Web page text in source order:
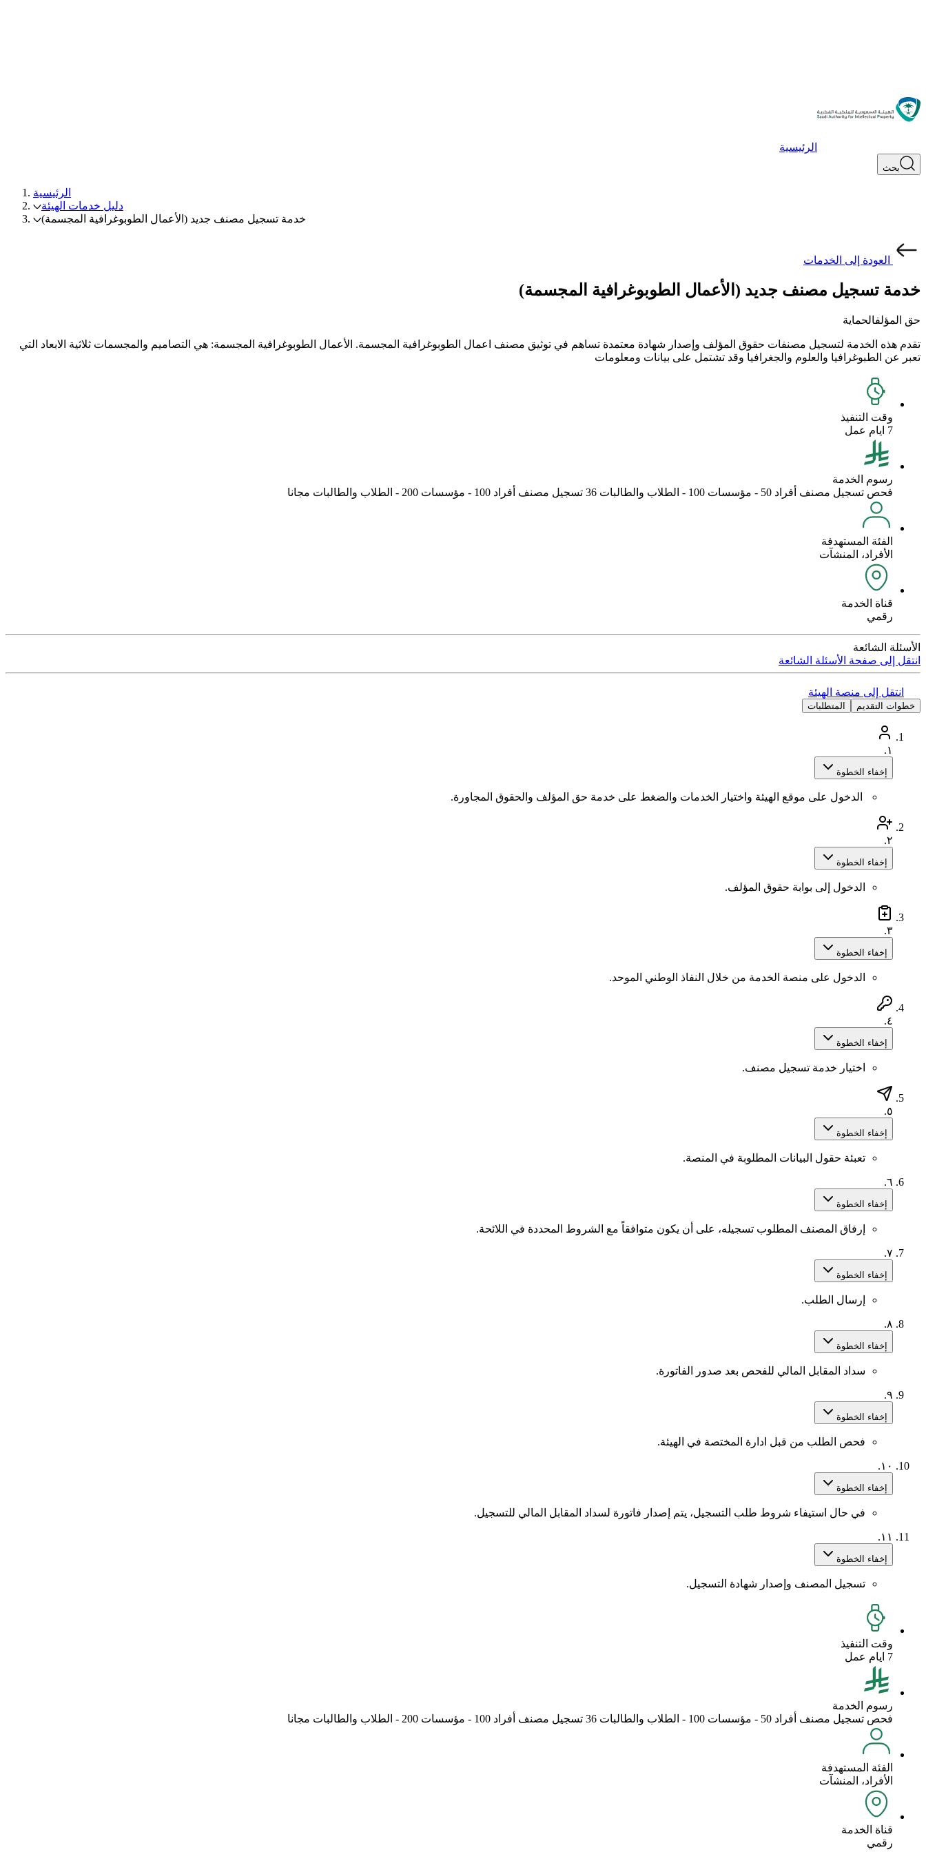
الرئيسية
بحث
الرئيسية
دليل خدمات الهيئة
خدمة تسجيل مصنف جديد (الأعمال الطوبوغرافية المجسمة)
العودة إلى الخدمات
خدمة تسجيل مصنف جديد (الأعمال الطوبوغرافية المجسمة)
حق المؤلفالحماية
تقدم هذه الخدمة لتسجيل مصنفات حقوق المؤلف وإصدار شهادة معتمدة تساهم في توثيق مصنف اعمال الطوبوغرافية المجسمة. الأعمال الطوبوغرافية المجسمة: هي التصاميم والمجسمات ثلاثية الابعاد التي
تعبر عن الطبوغرافيا والعلوم والجغرافيا وقد تشتمل على بيانات ومعلومات
وقت التنفيذ
7 ايام عمل
رسوم الخدمة
فحص تسجيل مصنف أفراد 50 - مؤسسات 100 - الطلاب والطالبات 36 تسجيل مصنف أفراد 100 - مؤسسات 200 - الطلاب والطالبات مجانا
الفئة المستهدفة
الأفراد، المنشآت
قناة الخدمة
رقمي
الأسئلة الشائعة
انتقل إلى صفحة الأسئلة الشائعة
انتقل إلى منصة الهيئة
خطوات التقديم المتطلبات
١.
إخفاء الخطوة
الدخول على موقع الهيئة واختيار الخدمات والضغط على خدمة حق المؤلف والحقوق المجاورة.
٢.
إخفاء الخطوة
الدخول إلى بوابة حقوق المؤلف.
٣.
إخفاء الخطوة
الدخول على منصة الخدمة من خلال النفاذ الوطني الموحد.
٤.
إخفاء الخطوة
اختيار خدمة تسجيل مصنف.
٥.
إخفاء الخطوة
تعبئة حقول البيانات المطلوبة في المنصة.
٦.
إخفاء الخطوة
إرفاق المصنف المطلوب تسجيله، على أن يكون متوافقاً مع الشروط المحددة في اللائحة.
٧.
إخفاء الخطوة
إرسال الطلب.
٨.
إخفاء الخطوة
سداد المقابل المالي للفحص بعد صدور الفاتورة.
٩.
إخفاء الخطوة
فحص الطلب من قبل ادارة المختصة في الهيئة.
١٠.
إخفاء الخطوة
في حال استيفاء شروط طلب التسجيل، يتم إصدار فاتورة لسداد المقابل المالي للتسجيل.
١١.
إخفاء الخطوة
تسجيل المصنف وإصدار شهادة التسجيل.
وقت التنفيذ
7 ايام عمل
رسوم الخدمة
فحص تسجيل مصنف أفراد 50 - مؤسسات 100 - الطلاب والطالبات 36 تسجيل مصنف أفراد 100 - مؤسسات 200 - الطلاب والطالبات مجانا
الفئة المستهدفة
الأفراد، المنشآت
قناة الخدمة
رقمي